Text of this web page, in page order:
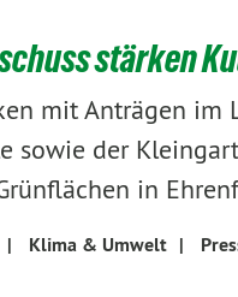
stärken
mit Anträgen im
sowie der
in
| Klima & Umwelt |